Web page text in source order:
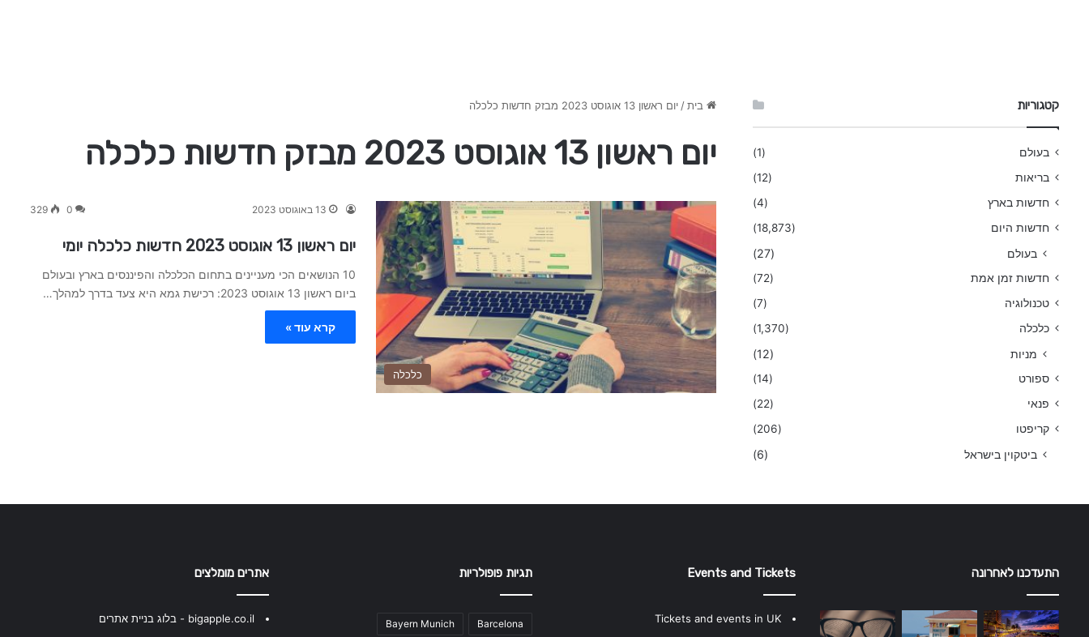
בית / יום ראשון 13 אוגוסט 2023 מבזק חדשות כלכלה
יום ראשון 13 אוגוסט 2023 מבזק חדשות כלכלה
כלכלה
13 באוגוסט 2023 0
329
יום ראשון 13 אוגוסט 2023 חדשות כלכלה יומי
10 הנושאים הכי מעניינים בתחום הכלכלה והפיננסים בארץ ובעולם
ביום ראשון 13 אוגוסט 2023: רכישת גמא היא צעד בדרך למהלך…
קרא עוד »
קטגוריות
בעולם
(1)
בריאות
(12)
חדשות בארץ
(4)
חדשות היום
(18,873)
בעולם (27)
חדשות זמן אמת
(72)
טכנולוגיה
(7)
כלכלה
(1,370)
מניות (12)
ספורט
(14)
פנאי
(22)
קריפטו
(206)
ביטקוין בישראל (6)
התעדכנו לאחרונה Events and Tickets
Tickets and events in UK
תגיות פופולריות
Barcelona
Bayern Munich
אתרים מומלצים
bigapple.co.il - בלוג בניית אתרים